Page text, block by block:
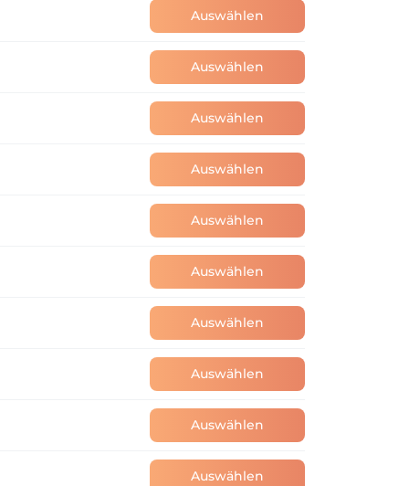
(100 %) in Rechnung gestellt.
Die Stornierung ist verbindlich, wenn
geprüft.
werden Ihnen rechtzeitig
gerne zur Verfügung. Ihr Vertrauen
Auswählen
Auswählen
Auswählen
Auswählen
Auswählen
Auswählen
Auswählen
Auswählen
Auswählen
Auswählen